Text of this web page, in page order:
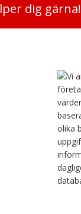
dig gärna!